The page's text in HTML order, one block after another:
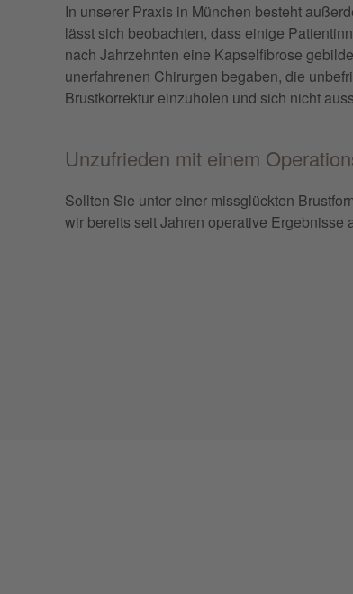
In unserer Praxis in München besteht
lässt sich beobachten, dass einige
nach Jahrzehnten eine Kapselfibrose
unerfahrenen Chirurgen begaben, die
Brustkorrektur einzuholen und sich nicht
Unzufrieden mit einem
Sollten Sie unter einer missglückten
wir bereits seit Jahren operative